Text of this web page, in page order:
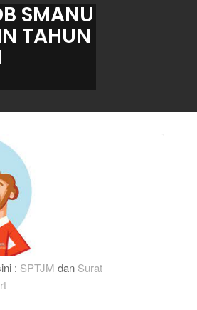
SMANU
TAHUN
: SPTJM dan Surat